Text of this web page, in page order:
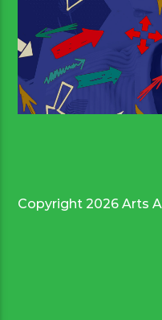
Copyright 2026 Arts